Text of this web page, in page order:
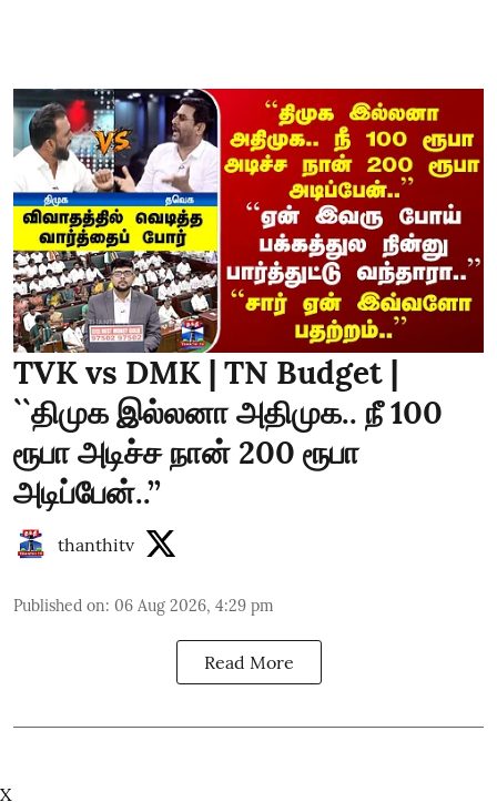
TVK vs DMK | TN Budget |
``திமுக இல்லனா அதிமுக.. நீ 100
ரூபா அடிச்ச நான் 200 ரூபா
அடிப்பேன்..’’
thanthitv
Published on: 06 Aug 2026, 4:29 pm
Read More
X